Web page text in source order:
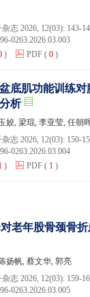
志 2026, 12(03): 143-
0263.2026.03.003
) PDF ( 0 )
底肌功能训练
析
姣, 梁琨, 李亚莹, 任朝
志 2026, 12(03): 150-
0263.2026.03.004
) PDF ( 1 )
老年股骨颈骨
扬帆, 蔡文华, 郭亮
志 2026, 12(03): 159-
0263.2026.03.005